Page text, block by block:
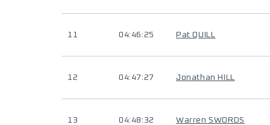
11 04:46:25 Pat QUILL
12 04:47:27 Jonathan HILL
13 04:48:32 Warren SWORDS